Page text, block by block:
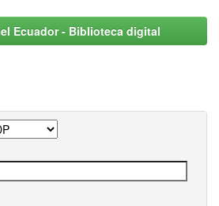
Ecuador - Biblioteca digital